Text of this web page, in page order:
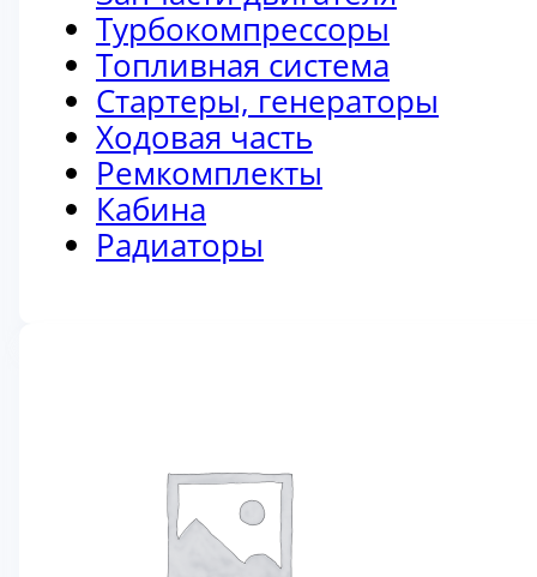
Турбокомпрессоры
Топливная система
Стартеры, генераторы
Ходовая часть
Ремкомплекты
Кабина
Радиаторы